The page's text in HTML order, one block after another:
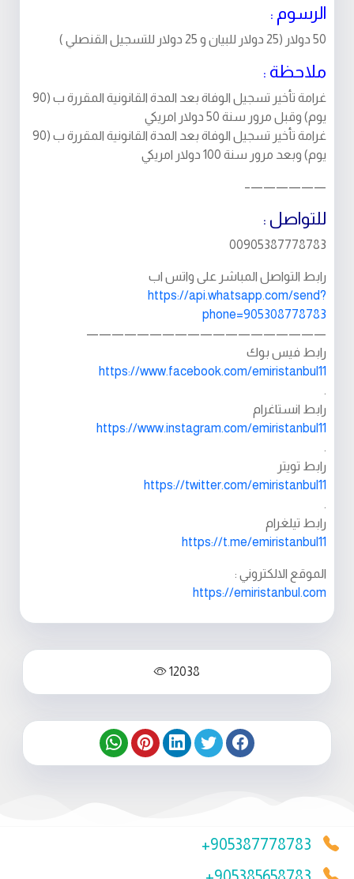
الرسوم :
50 دولار (25 دولار للبيان و 25 دولار للتسجيل القنصلي )
ملاحظة :
غرامة تأخير تسجيل الوفاة بعد المدة القانونية المقررة ب (90
يوم) وقبل مرور سنة 50 دولار امريكي
غرامة تأخير تسجيل الوفاة بعد المدة القانونية المقررة ب (90
يوم) وبعد مرور سنة 100 دولار امريكي
——————–
للتواصل :
00905387778783
رابط التواصل المباشر على واتس اب
https://api.whatsapp.com/send?
phone=905308778783
———————————————————
رابط فيس بوك
https://www.facebook.com/emiristanbul11
.
رابط انستاغرام
https://www.instagram.com/emiristanbul11
.
رابط تويتر
https://twitter.com/emiristanbul11
.
رابط تيلغرام
https://t.me/emiristanbul11
الموقع الالكتروني :
https://emiristanbul.com
12038
+905387778783